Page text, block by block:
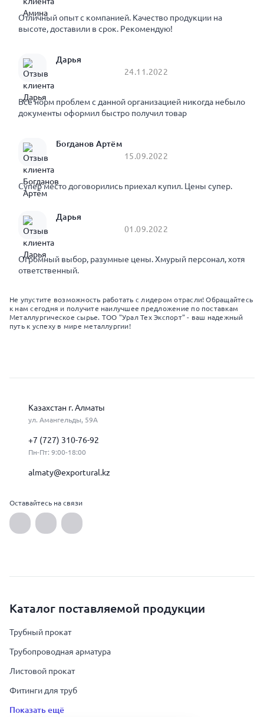
Отличный опыт с компанией. Качество продукции на
высоте, доставили в срок. Рекомендую!
Дарья
24.11.2022
Все норм проблем с данной организацией никогда небыло
документы оформил быстро получил товар
Богданов Артём
15.09.2022
Супер место договорились приехал купил. Цены супер.
Дарья
01.09.2022
Огромный выбор, разумные цены. Хмурый персонал, хотя
ответственный.
Не упустите возможность работать с лидером отрасли! Обращайтесь
к нам сегодня и получите наилучшее предложение по поставкам
Металлургическое сырье. ТОО "Урал Тех Экспорт" - ваш надежный
путь к успеху в мире металлургии!
Казахстан г. Алматы
ул. Амангельды, 59А
+7 (727) 310-76-92
Пн-Пт: 9:00-18:00
almaty@exportural.kz
Оставайтесь на связи
Каталог поставляемой продукции
Трубный прокат
Трубопроводная арматура
Листовой прокат
Фитинги для труб
Показать ещё